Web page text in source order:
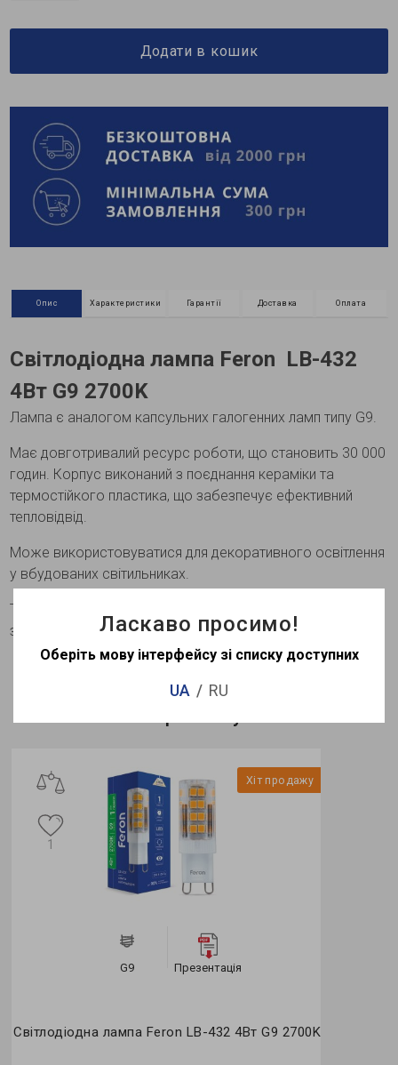
Додати в кошик
Опис Характеристики Гарантії Доставка Оплата
Світлодіодна лампа Feron LB-432
4Вт G9 2700K
Лампа є аналогом капсульних галогенних ламп типу G9.
Має довготривалий ресурс роботи, що становить 30 000
годин. Корпус виконаний з поєднання кераміки та
термостійкого пластика, що забезпечує ефективний
тепловідвід.
Може використовуватися для декоративного освітлення
у вбудованих світильниках.
Технічні характеристики можуть змінюватися в
залежності від партії
Хіт продажу
G9 Презентація
Світлодіодна лампа Feron LB-432 4Вт G9 2700K
1
Ласкаво просимо!
Оберіть мову інтерфейсу зі списку доступних
UA RU